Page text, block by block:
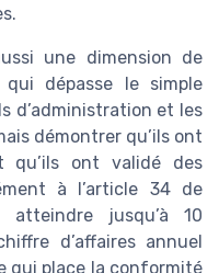
une dimension de
qui dépasse le simple
d’administration et les
démontrer qu’ils ont
qu’ils ont validé des
à l’article 34 de
atteindre jusqu’à 10
d’affaires annuel
qui place la conformité